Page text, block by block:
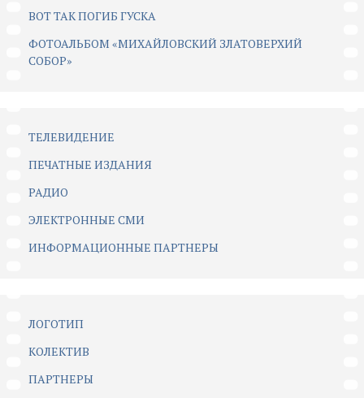
ВОТ ТАК ПОГИБ ГУСКА
ФОТОАЛЬБОМ «МИХАЙЛОВСКИЙ ЗЛАТОВЕРХИЙ
СОБОР»
ТЕЛЕВИДЕНИЕ
ПЕЧАТНЫЕ ИЗДАНИЯ
РАДИО
ЭЛЕКТРОННЫЕ СМИ
ИНФОРМАЦИОННЫЕ ПАРТНЕРЫ
ЛОГОТИП
КОЛЕКТИВ
ПАРТНЕРЫ